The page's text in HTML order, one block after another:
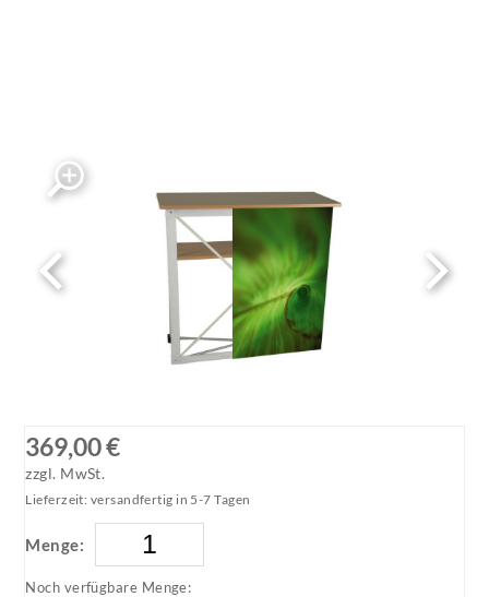
369,00 €
zzgl. MwSt.
Lieferzeit: versandfertig in 5-7 Tagen
Menge:
Noch verfügbare Menge: